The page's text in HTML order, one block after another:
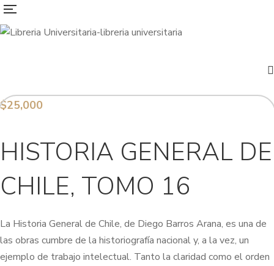
$25,000
HISTORIA GENERAL DE
CHILE, TOMO 16
La Historia General de Chile, de Diego Barros Arana, es una de
las obras cumbre de la historiografía nacional y, a la vez, un
ejemplo de trabajo intelectual. Tanto la claridad como el orden